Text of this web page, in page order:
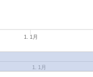
1. 1月
1. 1月